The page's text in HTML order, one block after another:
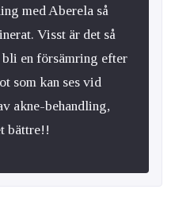
med Aberela så
Visst är det så
en försämring efter
som kan ses vid
akne-behandling,
bättre!!